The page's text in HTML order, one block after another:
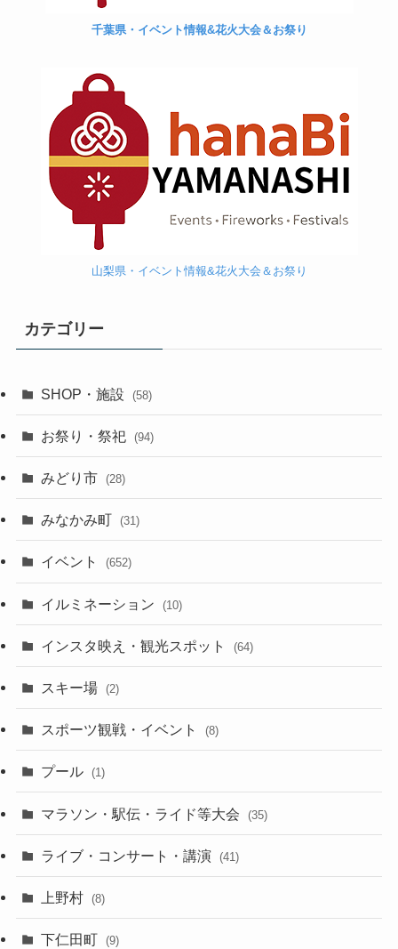
千葉県・イベント情報&花火大会＆お祭り
山梨県・イベント情報&花火大会＆お祭り
カテゴリー
SHOP・施設 (58)
お祭り・祭祀 (94)
みどり市 (28)
みなかみ町 (31)
イベント (652)
イルミネーション (10)
インスタ映え・観光スポット (64)
スキー場 (2)
スポーツ観戦・イベント (8)
プール (1)
マラソン・駅伝・ライド等大会 (35)
ライブ・コンサート・講演 (41)
上野村 (8)
下仁田町 (9)